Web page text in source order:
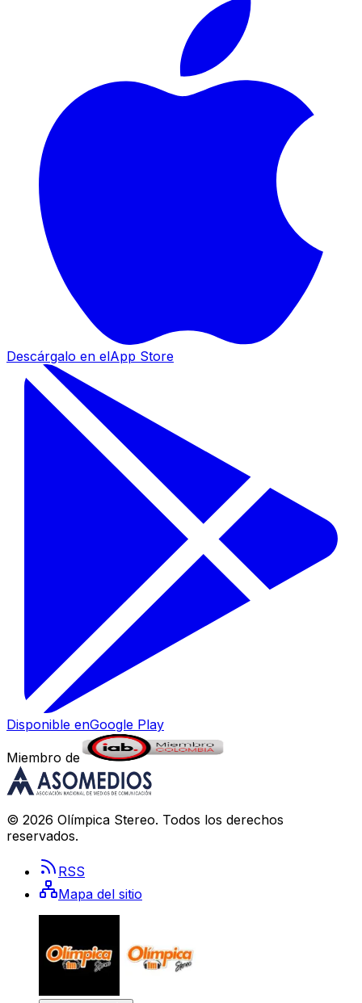
Descárgalo en elApp Store
Disponible enGoogle Play
Miembro de
© 2026 Olímpica Stereo. Todos los derechos
reservados.
RSS
Mapa del sitio